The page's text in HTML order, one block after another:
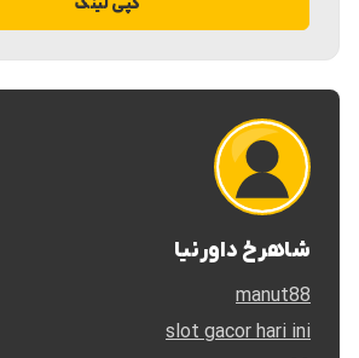
کپی لینک
شاهرخ داورنیا
manut88
slot gacor hari ini